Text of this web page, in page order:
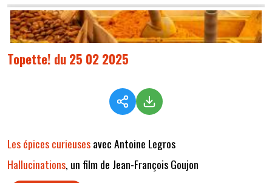
Topette! du 25 02 2025
Les épices curieusesavec Antoine Legros
Hallucinations, un film de Jean-François Goujon